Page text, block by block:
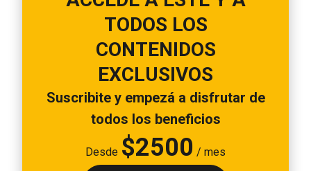
TODOS LOS
CONTENIDOS
EXCLUSIVOS
Suscribite y empezá a disfrutar de
todos los beneficios
Desde $2500 / mes